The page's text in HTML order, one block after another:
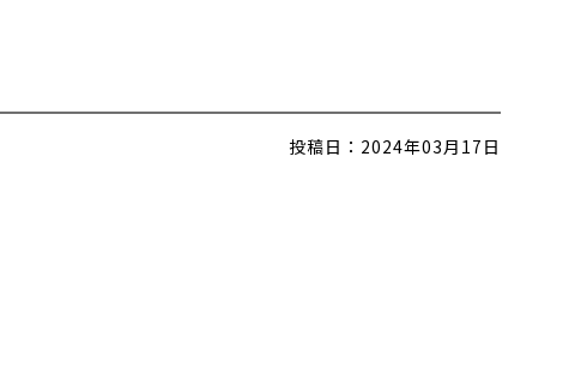
投稿日： 2024年03月17日